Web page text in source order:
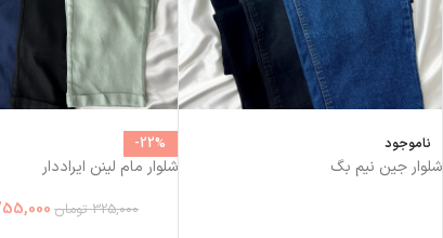
ناموجود
شلوار جین نیم بگ
-22%
شلوار مام لینن ایراددار
325,000 تومان